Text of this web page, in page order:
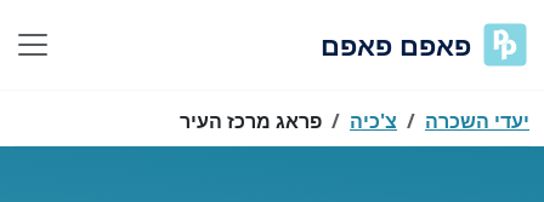
פאפם פאפם
יעדי השכרה צ'כיה פראג מרכז העיר